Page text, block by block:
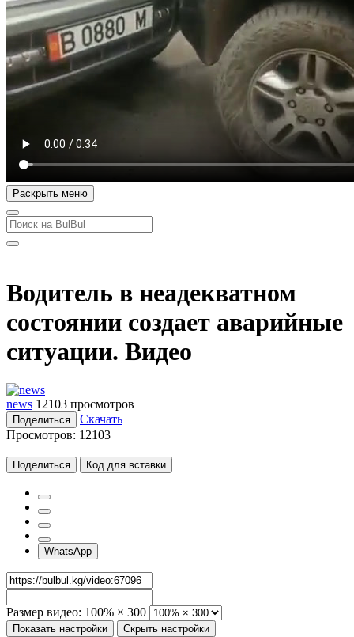
Раскрыть меню
Водитель в неадекватном
состоянии создает аварийные
ситуации. Видео
news 12103 просмотров
Поделиться
Скачать
Просмотров: 12103
Поделиться Код для вставки
WhatsApp
Размер видео: 100% × 300
Показать настройки Скрыть настройки